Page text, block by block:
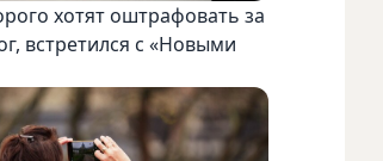
хотят оштрафовать за
встретился с «Новыми